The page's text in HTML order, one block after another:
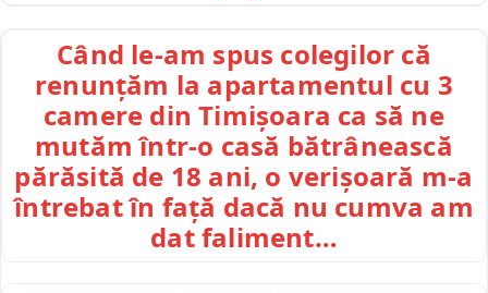
Când le-am spus colegilor că
renunțăm la apartamentul cu 3
camere din Timișoara ca să ne
mutăm într-o casă bătrânească
părăsită de 18 ani, o verișoară m-a
întrebat în față dacă nu cumva am
dat faliment…